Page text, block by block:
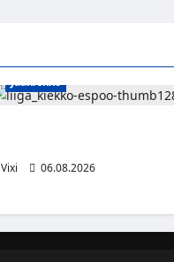
Jääkiekko
Vixi
06.08.2026